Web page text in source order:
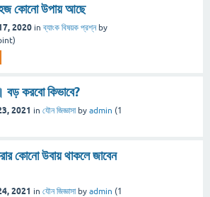
কোনো উপায় আছে
2020 inব্যাংক বিষয়ক প্রশ্ন by
করবো কিভাবে?
2021 in যৌন জিজ্ঞাসা by admin (1
কোনো উবায় থাকলে জাবেন
2021 in যৌন জিজ্ঞাসা by admin (1